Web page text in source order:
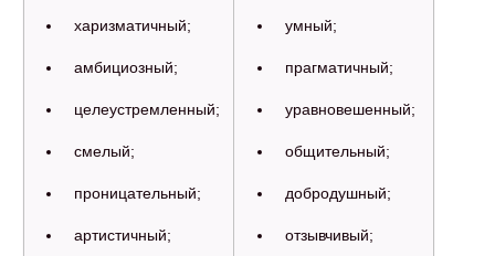
харизматичный;
амбициозный;
целеустремленный;
смелый;
проницательный;
артистичный;
умный;
прагматичный;
уравновешенный;
общительный;
добродушный;
отзывчивый;